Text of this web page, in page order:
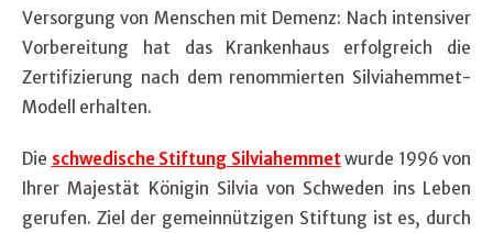
Versorgung von Menschen mit Demenz: Nach intensiver
Vorbereitung hat das Krankenhaus erfolgreich die
Zertifizierung nach dem renommierten Silviahemmet-
Modell erhalten.
Die schwedische Stiftung Silviahemmetwurde 1996 von
Ihrer Majestät Königin Silvia von Schweden ins Leben
gerufen. Ziel der gemeinnützigen Stiftung ist es, durch